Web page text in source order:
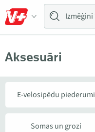
Aksesuāri
E-velosipēdu piederumi
Somas un grozi